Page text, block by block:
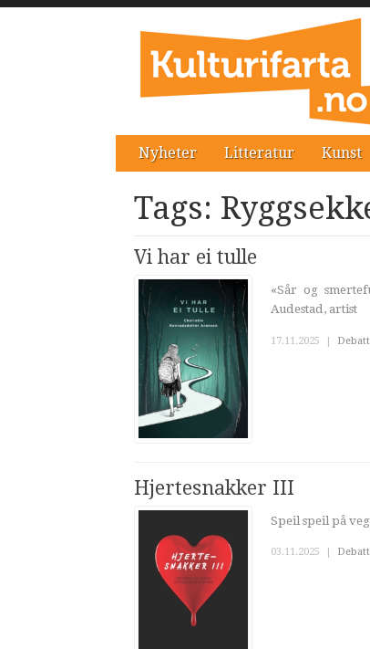
Nyheter Litteratur Kunst
Tags:
Vi har ei tulle
«Sår og
Audestad, artist
17.11.2025 |
Hjertesnakker III
Speil speil på
03.11.2025